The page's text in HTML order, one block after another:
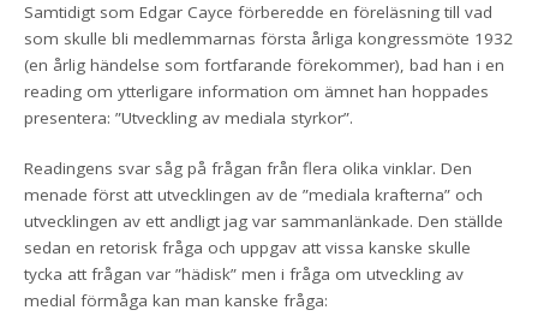
Samtidigt som Edgar Cayce förberedde en föreläsning till vad
som skulle bli medlemmarnas första årliga kongressmöte 1932
(en årlig händelse som fortfarande förekommer), bad han i en
reading om ytterligare information om ämnet han hoppades
presentera: ”Utveckling av mediala styrkor”.
Readingens svar såg på frågan från flera olika vinklar. Den
menade först att utvecklingen av de ”mediala krafterna” och
utvecklingen av ett andligt jag var sammanlänkade. Den ställde
sedan en retorisk fråga och uppgav att vissa kanske skulle
tycka att frågan var ”hädisk” men i fråga om utveckling av
medial förmåga kan man kanske fråga: